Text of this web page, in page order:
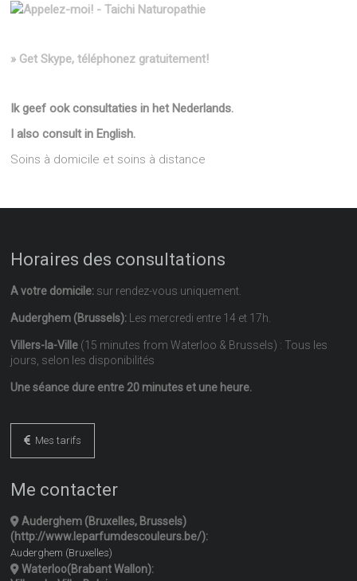
» Get Skype, téléphonez gratuitement!
Ik geef ook consultaties in het Nederlands.
I also consult in English.
Soins à domicile et soins à distance
Horaires des consultations
A votre domicile: sur rendez-vous uniquement.
Auderghem (Brussels): Les mercredi entre 14 et 17h.
Villers-la-Ville (15 minutes from Waterloo & Brussels) : Tous les
jours, selon les disponibilités
Une séance dure entre 20 minutes et une heure.
Mes tarifs
Me contacter
Auderghem (Bruxelles, Brussels)
(http://www.leparfumdescouleurs.be/):
Auderghem (Bruxelles)
Waterloo(Brabant Wallon):